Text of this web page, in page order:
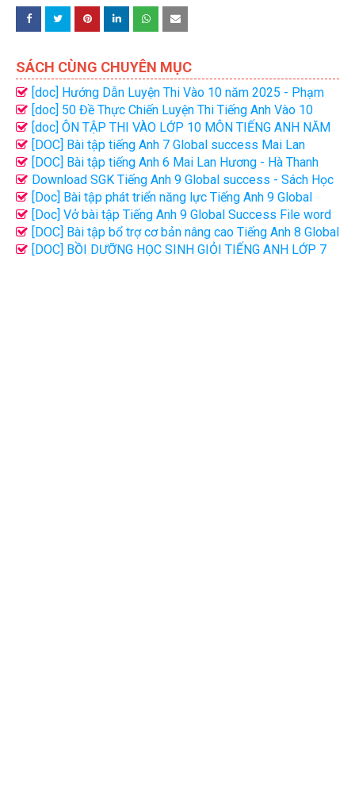
SÁCH CÙNG CHUYÊN MỤC
[doc] Hướng Dẫn Luyện Thi Vào 10 năm 2025 - Phạm
Thị Mai Phương
[doc] 50 Đề Thực Chiến Luyện Thi Tiếng Anh Vào 10
năm 2025 - Bùi Văn Vinh
[doc] ÔN TẬP THI VÀO LỚP 10 MÔN TIẾNG ANH NĂM
2025-2026 NGUYỄN THỊ CHI
[DOC] Bài tập tiếng Anh 7 Global success Mai Lan
Hương - Hà Thanh Uyên file word có đáp án
[DOC] Bài tập tiếng Anh 6 Mai Lan Hương - Hà Thanh
Uyên (tập 2)
Download SGK Tiếng Anh 9 Global success - Sách Học
Sinh Bản đẹp | PDF
[Doc] Bài tập phát triển năng lực Tiếng Anh 9 Global
Success file word có đáp án
[Doc] Vở bài tập Tiếng Anh 9 Global Success File word
có đáp án
[DOC] Bài tập bổ trợ cơ bản nâng cao Tiếng Anh 8 Global
success tập 1, 2 - Bùi Văn Vinh
[DOC] BỒI DƯỠNG HỌC SINH GIỎI TIẾNG ANH LỚP 7